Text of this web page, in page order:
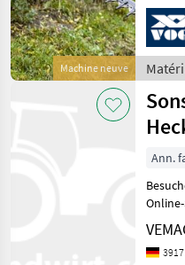
Machine neuve
100
pour
des
Ann.